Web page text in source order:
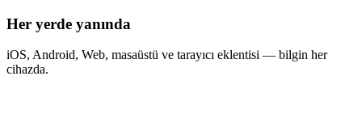
Her yerde yanında
iOS, Android, Web, masaüstü ve tarayıcı eklentisi — bilgin her
cihazda.